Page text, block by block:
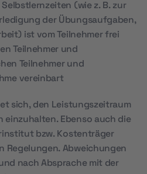
(wie z. B. zur
der Übungsaufgaben,
ist vom Teilnehmer frei
Teilnehmer und
Teilnehmer und
vereinbart
sich, den Leistungszeitraum
einzuhalten. Ebenso auch die
bzw. Kostenträger
Regelungen. Abweichungen
nach Absprache mit der